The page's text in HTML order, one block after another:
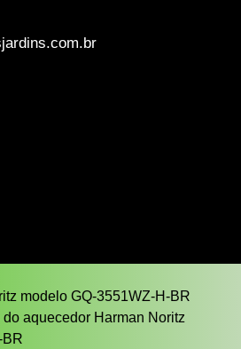
modelo GQ-3551WZ-H-BR
aquecedor Harman Noritz
BR